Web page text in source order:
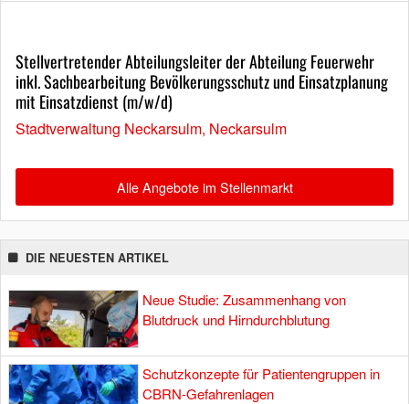
Stellvertretender Abteilungsleiter der Abteilung Feuerwehr
inkl. Sachbearbeitung Bevölkerungsschutz und Einsatzplanung
mit Einsatzdienst (m/w/d)
Stadtverwaltung Neckarsulm, Neckarsulm
Alle Angebote im Stellenmarkt
DIE NEUESTEN ARTIKEL
Neue Studie: Zusammenhang von
Blutdruck und Hirndurchblutung
Schutzkonzepte für Patientengruppen in
CBRN-Gefahrenlagen